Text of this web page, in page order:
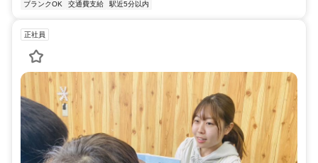
ブランクOK 交通費支給 駅近5分以内
正社員